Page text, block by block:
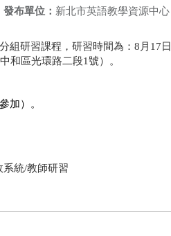
發布單位： 新北市英語教學資源中心
組研習課程，研習時間為： 8 月 17日
和區光環路二段1號）。
加）。
系統/教師研習